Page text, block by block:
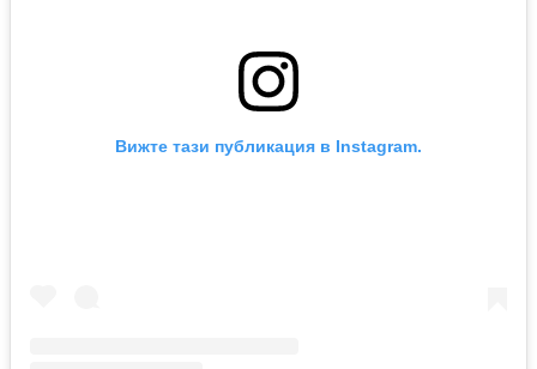
Вижте тази публикация в Instagram.